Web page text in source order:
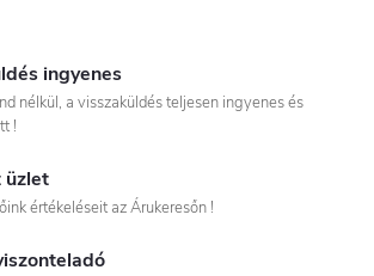
ingyenes
nélkül, a visszaküldés teljesen ingyenes és
!
üzlet
értékeléseit az Árukeresőn !